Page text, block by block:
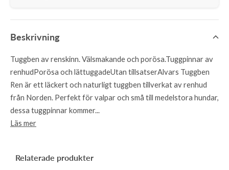
Beskrivning
Tuggben av renskinn. Välsmakande och porösa.Tuggpinnar av
renhudPorösa och lättuggadeUtan tillsatserAlvars Tuggben
Ren är ett läckert och naturligt tuggben tillverkat av renhud
från Norden. Perfekt för valpar och små till medelstora hundar,
dessa tuggpinnar kommer...
Läs mer
Relaterade produkter